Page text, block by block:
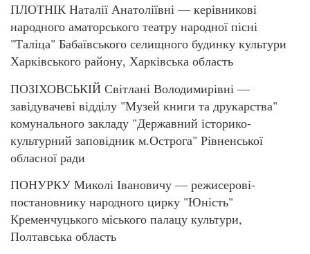
ПЛОТНІК Наталії Анатоліївні — керівникові
народного аматорського театру народної пісні
"Таліца" Бабаївського селищного будинку культури
Харківського району, Харківська область
ПОЗІХОВСЬКІЙ Світлані Володимирівні —
завідувачеві відділу "Музей книги та друкарства"
комунального закладу "Державний історико-
культурний заповідник м.Острога" Рівненської
обласної ради
ПОНУРКУ Миколі Івановичу — режисерові-
постановнику народного цирку "Юність"
Кременчуцького міського палацу культури,
Полтавська область